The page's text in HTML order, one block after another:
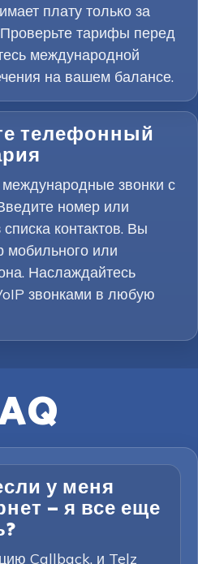
плату только за
тарифы перед
международной
на вашем балансе.
телефонный
звонки с
номер или
контактов. Вы
мобильного или
Наслаждайтесь
звонками в любую
у меня
— я все еще
Callback, и Telz